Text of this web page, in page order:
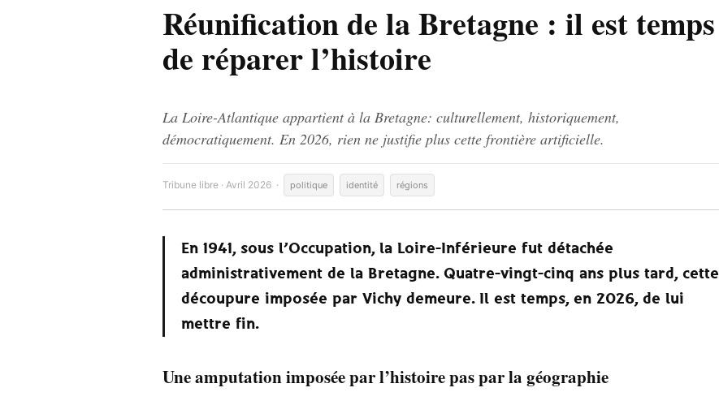
Réunification de la Bretagne : il est temps
de réparer l’histoire
La Loire-Atlantique appartient à la Bretagne: culturellement, historiquement,
démocratiquement. En 2026, rien ne justifie plus cette frontière artificielle.
Tribune libre · Avril 2026 · politique identité régions
En 1941, sous l’Occupation, la Loire-Inférieure fut détachée
administrativement de la Bretagne. Quatre-vingt-cinq ans plus tard, cette
découpure imposée par Vichy demeure. Il est temps, en 2026, de lui
mettre fin.
Une amputation imposée par l’histoire pas par la géographie